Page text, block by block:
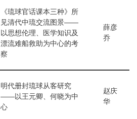
《琉球官话课本三种》所
见清代中琉交流图景——
以思想伦理、医学知识及
漂流难船救助为中心的考
察
薛彦
乔
明代册封琉球从客研究
——以王元卿、何晓为中
心
赵庆
华